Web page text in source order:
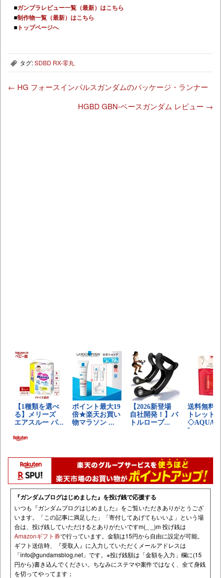
■ガンプラレビュー一覧（最新）はこちら
■制作物一覧（最新）はこちら
■ トップページへ
, タグ:SDBD RX-零丸
← HG フォースインパルスガンダムのパッケージ・ランナー
HGBD GBN-ベースガンダム レビュー →
『ガンダムブログはじめました』を投げ銭で応援する
いつも『ガンダムブログはじめました』をご覧いただきありがとうござ
います。「この記事に満足した」「寄付してあげてもいいよ」という場
合は、投げ銭していただけるとありがたいですm(_ _)m 投げ銭は
Amazonギフト券で行っています。金額は15円から自由に設定が可能。
ギフト送信時、『受取人』に入力していただくメールアドレスは
「info@gundamsblog.net 」です。 ※投げ銭額は「金額を入力」欄に(15
円から)書き込んでください。ちなみにステマや案件ではなく、全て身銭
を切ってやってます；